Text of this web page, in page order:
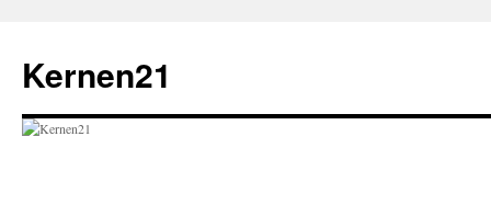
springen
Kernen21